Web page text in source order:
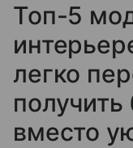
Топ-5
легко
получить
вместо